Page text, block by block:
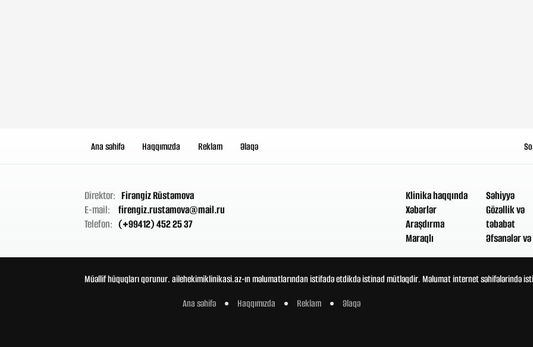
Ana səhifə Haqqımızda Reklam Əlaqə
Direktor: Firəngiz Rüstəmova
E-mail:
firengiz.rustamova@mail.ru
Telefon: (+99412) 452 25 37
Klinika haqqında
Xəbərlər
Araşdırma
Maraqlı
Səhiyyə
Gözəllik və
təbabət
Əfsanələr
Müəllif hüquqları qorunur. ailehekimiklinikasi.az-ın məlumatlarından istifadə etdikdə istinad mütləqdir. Məlumat internet səhifələrində
Ana səhifə
Haqqımızda Reklam Əlaqə